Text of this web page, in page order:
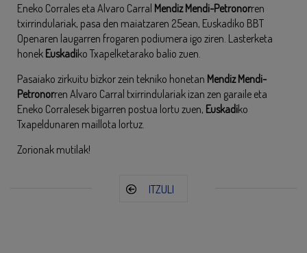
Eneko Corrales eta Alvaro Carral Mendiz Mendi-Petronorren
txirrindulariak, pasa den maiatzaren 25ean, Euskadiko BBT
Openaren laugarren frogaren podiumera igo ziren. Lasterketa
honek Euskadiko Txapelketarako balio zuen.
Pasaiako zirkuitu bizkor zein tekniko honetan Mendiz Mendi-
Petronorren Alvaro Carral txirrindulariak izan zen garaile eta
Eneko Corralesek bigarren postua lortu zuen, Euskadiko
Txapeldunaren maillota lortuz.
Zorionak mutilak!
ITZULI